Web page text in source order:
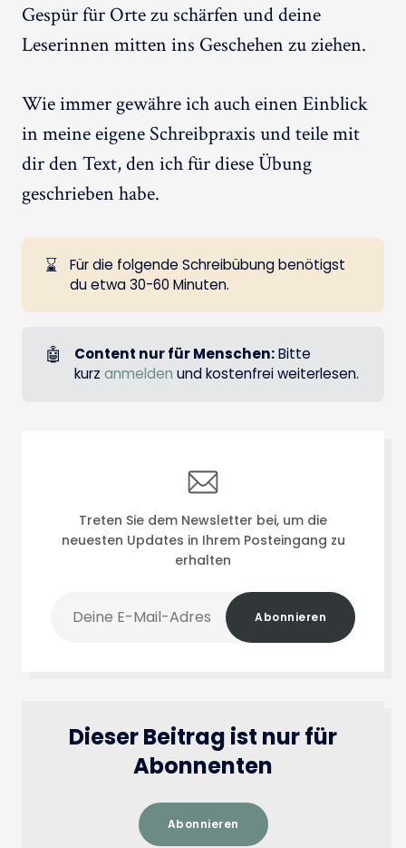
Gespür für Orte zu schärfen und deine
Leserinnen mitten ins Geschehen zu ziehen.
Wie immer gewähre ich auch einen Einblick
in meine eigene Schreibpraxis und teile mit
dir den Text, den ich für diese Übung
geschrieben habe.
⌛
Für die folgende Schreibübung benötigst
du etwa 30-60 Minuten.
🤖 Content nur für Menschen:Bitte
kurzanmelden und kostenfrei weiterlesen.
Treten Sie dem Newsletter bei, um die
neuesten Updates in Ihrem Posteingang zu
erhalten
Abonnieren
Dieser Beitrag ist nur für
Abonnenten
Abonnieren